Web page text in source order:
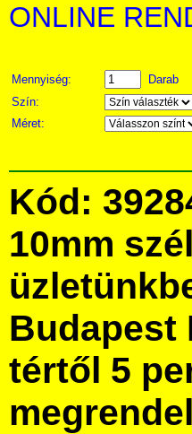
ONLINE
Mennyiség:
Darab
Szín:
Méret:
Kód:
10mm
Budapest
tértől 5